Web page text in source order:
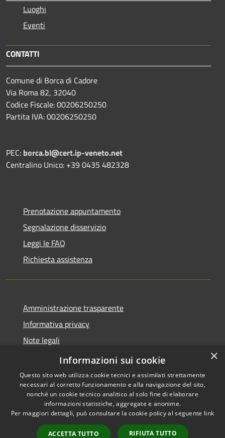
Luoghi
Eventi
CONTATTI
Comune di Borca di Cadore
Via Roma 82, 32040
Codice Fiscale: 00206250250
Partita IVA: 00206250250
PEC: borca.bl@cert.ip-veneto.net
Centralino Unico: +39 0435 482328
Prenotazione appuntamento
Segnalazione disservizio
Leggi le FAQ
Richiesta assistenza
Amministrazione trasparente
Informativa privacy
Note legali
Dichiarazione di accessibilità
Accessibilità
Copyright © 2026 • Comune di
Borca di Cadore • Powered by
Municipium•
Accesso
×
Informazioni sui cookie
Questo sito web utilizza cookie tecnici e assimilati strettamente
necessari al corretto funzionamento e alla navigazione del sito,
nonché un cookie tecnico analitico al solo fine di elaborare
informazioni statistiche, aggregate e anonime.
Per maggiori dettagli, può consultare la cookie policy al seguente link
ACCETTA TUTTO RIFIUTA TUTTO